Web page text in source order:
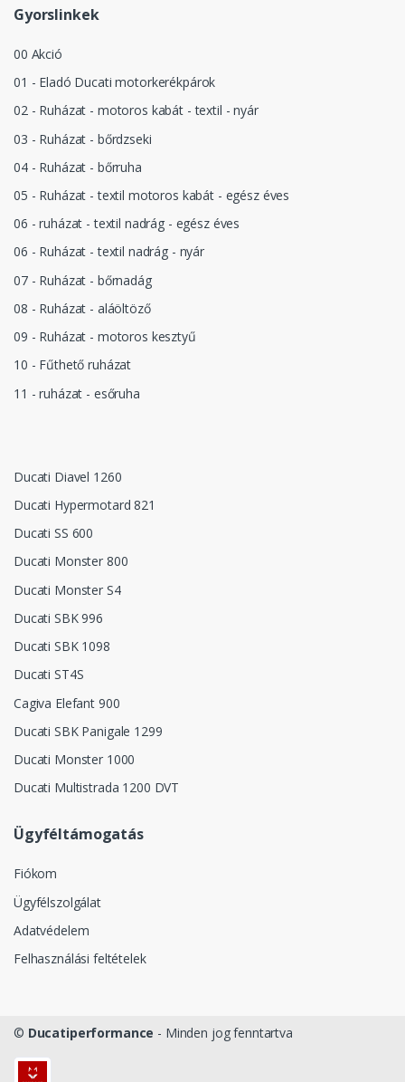
Gyorslinkek
00 Akció
01 - Eladó Ducati motorkerékpárok
02 - Ruházat - motoros kabát - textil - nyár
03 - Ruházat - bőrdzseki
04 - Ruházat - bőrruha
05 - Ruházat - textil motoros kabát - egész éves
06 - ruházat - textil nadrág - egész éves
06 - Ruházat - textil nadrág - nyár
07 - Ruházat - bőrnadág
08 - Ruházat - aláöltöző
09 - Ruházat - motoros kesztyű
10 - Fűthető ruházat
11 - ruházat - esőruha
Ducati Diavel 1260
Ducati Hypermotard 821
Ducati SS 600
Ducati Monster 800
Ducati Monster S4
Ducati SBK 996
Ducati SBK 1098
Ducati ST4S
Cagiva Elefant 900
Ducati SBK Panigale 1299
Ducati Monster 1000
Ducati Multistrada 1200 DVT
Ügyféltámogatás
Fiókom
Ügyfélszolgálat
Adatvédelem
Felhasználási feltételek
© Ducatiperformance - Minden jog fenntartva